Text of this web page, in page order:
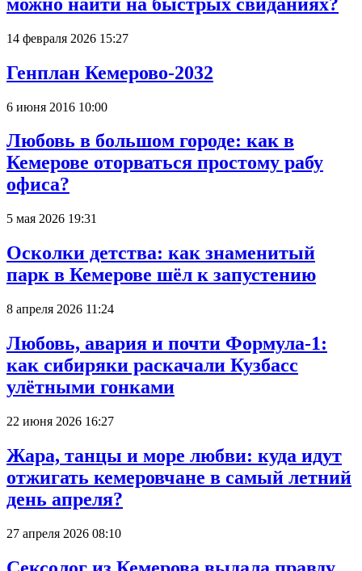
14 февраля 2026 15:27
Генплан Кемерово-2032
6 июня 2016 10:00
Любовь в большом городе: как в
Кемерове оторваться простому рабу
офиса?
5 мая 2026 19:31
Осколки детства: как знаменитый
парк в Кемерове шёл к запустению
8 апреля 2026 11:24
Любовь, авария и почти Формула-1:
как сибиряки раскачали Кузбасс
улётными гонками
22 июня 2026 16:27
Жара, танцы и море любви: куда идут
отжигать кемеровчане в самый летний
день апреля?
27 апреля 2026 08:10